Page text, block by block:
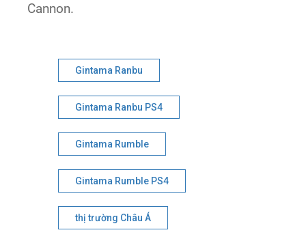
Cannon.
Gintama Ranbu
Gintama Ranbu PS4
Gintama Rumble
Gintama Rumble PS4
thị trường Châu Á